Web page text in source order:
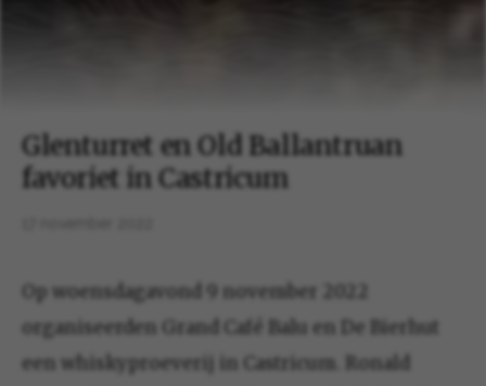
Glenturret en Old Ballantruan
favoriet in Castricum
Op woensdagavond 9 november 2022
organiseerden Grand Café Balu en De Bierhut
een whiskyproeverij in Castricum. Ronald